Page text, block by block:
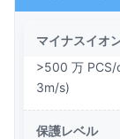
マイナスイオ
>500 万 PCS/
3m/s)
保護レベル